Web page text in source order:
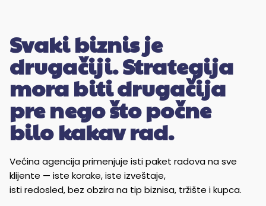
Svaki biznis je
drugačiji. Strategija
mora biti drugačija
pre nego što počne
bilo kakav rad.
Većina agencija primenjuje isti paket radova na sve
klijente — iste korake, iste izveštaje,
isti redosled, bez obzira na tip biznisa, tržište i kupca.